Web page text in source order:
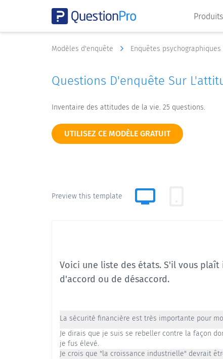
Produits
Modèles d'enquête Enquêtes
Questions D'enquête Sur
Inventaire des attitudes de la vie. 25 questions.
UTILISEZ CE MODÈLE GRATUIT
Preview this template
Voici une liste des états. S'il vous
d'accord ou de désaccord.
La sécurité financière est très importante pour
Je dirais que je suis se rebeller contre la façon
je fus élevé.
Je crois que "la croissance industrielle" devrait